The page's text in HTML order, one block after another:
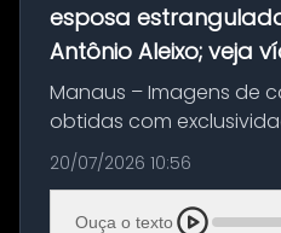
esposa
Antônio Aleixo; veja
Manaus – Imagens de
obtidas com
momento da fuga do
morte de Larissa
ocorreu na noite deste
20/07/2026 10:56
Ouça o texto